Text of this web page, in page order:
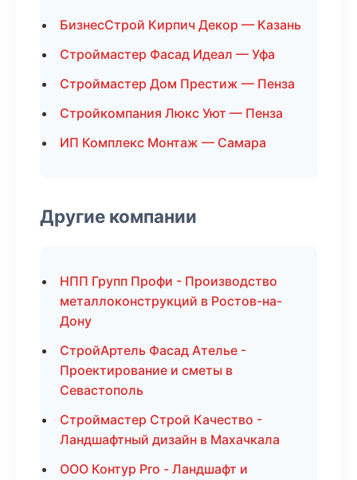
БизнесСтрой Кирпич Декор — Казань
Строймастер Фасад Идеал — Уфа
Строймастер Дом Престиж — Пенза
Стройкомпания Люкс Уют — Пенза
ИП Комплекс Монтаж — Самара
Другие компании
НПП Групп Профи - Производство
металлоконструкций в Ростов-на-
Дону
СтройАртель Фасад Ателье -
Проектирование и сметы в
Севастополь
Строймастер Строй Качество -
Ландшафтный дизайн в Махачкала
ООО Контур Pro - Ландшафт и